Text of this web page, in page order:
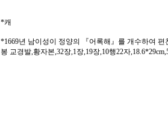
*캐
*1669년 남이성이 정양의 『어록해』를 개수하여
봉 교경발,황자본,32장,1장,19장,10행22자